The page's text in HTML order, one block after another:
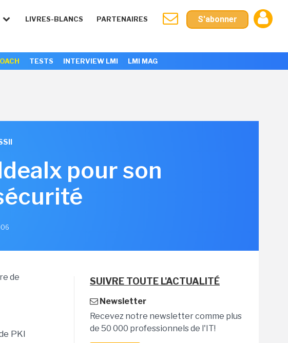
LIVRES-BLANCS PARTENAIRES S'abonner
TESTS INTERVIEW LMI LMI MAG
pour son
PKI
SUIVRE TOUTE L'ACTUALITÉ
Newsletter
Recevez notre newsletter comme plus
de 50 000 professionnels de l'IT!